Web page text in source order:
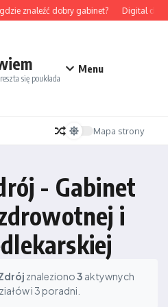
znaleźć dobry gabinet? Digital
się poukłada
Menu
Mapa strony
- Gabinet
i
znaleziono3 aktywnych
i 3 poradni.